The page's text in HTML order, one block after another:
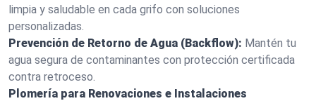
limpia y saludable en cada grifo con soluciones
personalizadas.
Prevención de Retorno de Agua (Backflow): Mantén tu
agua segura de contaminantes con protección certificada
contra retroceso.
Plomería para Renovaciones e Instalaciones